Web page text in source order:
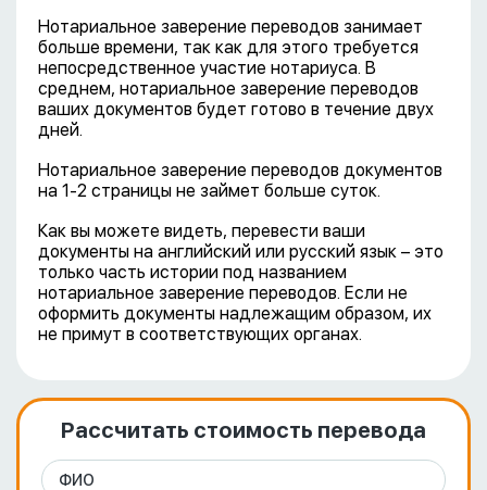
Нотариальное заверение переводов занимает
больше времени, так как для этого требуется
непосредственное участие нотариуса. В
среднем, нотариальное заверение переводов
ваших документов будет готово в течение двух
дней.
Нотариальное заверение переводов документов
на 1-2 страницы не займет больше суток.
Как вы можете видеть, перевести ваши
документы на английский или русский язык – это
только часть истории под названием
нотариальное заверение переводов. Если не
оформить документы надлежащим образом, их
не примут в соответствующих органах.
Рассчитать стоимость перевода